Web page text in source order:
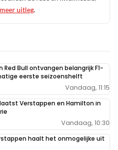
uitleg.
Red Bull ontvangen belangrijk F1-
eerste seizoenshelft
Vandaag, 11:15
Verstappen en Hamilton in
Vandaag, 10:30
haalt het onmogelijke uit